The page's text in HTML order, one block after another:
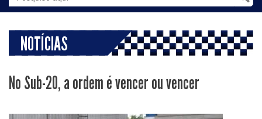
NOTÍCIAS
No Sub-20, a ordem é vencer ou vencer